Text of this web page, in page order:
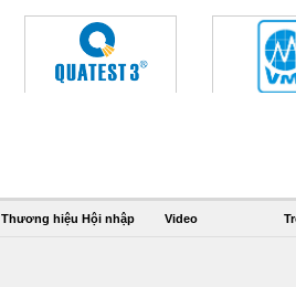
Thương hiệu Hội nhập Video